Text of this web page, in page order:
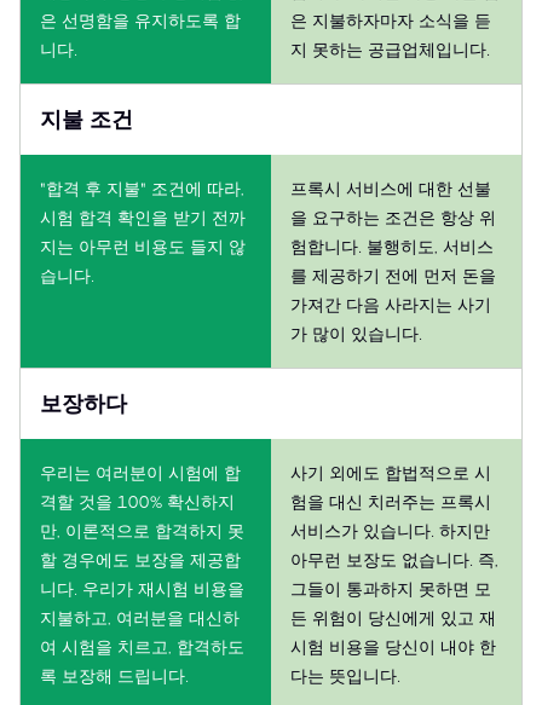
은 선명함을 유지하도록 합
니다.
은 지불하자마자 소식을 듣
지 못하는 공급업체입니다.
지불 조건
"합격 후 지불" 조건에 따라,
시험 합격 확인을 받기 전까
지는 아무런 비용도 들지 않
습니다.
프록시 서비스에 대한 선불
을 요구하는 조건은 항상 위
험합니다. 불행히도, 서비스
를 제공하기 전에 먼저 돈을
가져간 다음 사라지는 사기
가 많이 있습니다.
보장하다
우리는 여러분이 시험에 합
격할 것을 100% 확신하지
만, 이론적으로 합격하지 못
할 경우에도 보장을 제공합
니다. 우리가 재시험 비용을
지불하고, 여러분을 대신하
여 시험을 치르고, 합격하도
록 보장해 드립니다.
사기 외에도 합법적으로 시
험을 대신 치러주는 프록시
서비스가 있습니다. 하지만
아무런 보장도 없습니다. 즉,
그들이 통과하지 못하면 모
든 위험이 당신에게 있고 재
시험 비용을 당신이 내야 한
다는 뜻입니다.